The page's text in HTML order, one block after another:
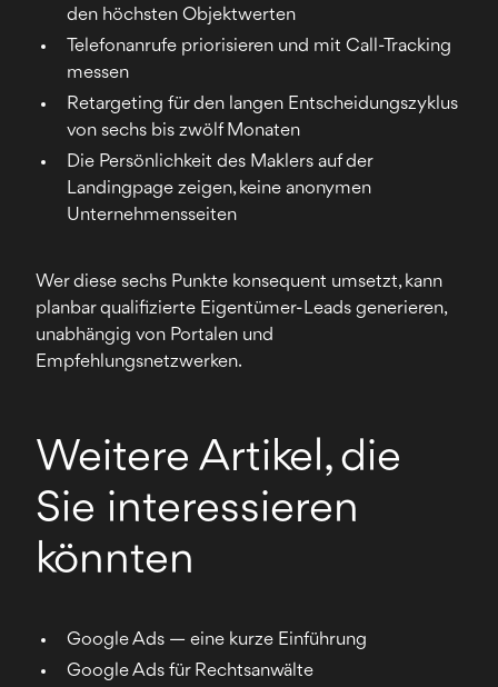
den höchsten Objektwerten
Telefonanrufe priorisieren und mit Call-Tracking
messen
Retargeting für den langen Entscheidungszyklus
von sechs bis zwölf Monaten
Die Persönlichkeit des Maklers auf der
Landingpage zeigen, keine anonymen
Unternehmensseiten
Wer diese sechs Punkte konsequent umsetzt, kann
planbar qualifizierte Eigentümer-Leads generieren,
unabhängig von Portalen und
Empfehlungsnetzwerken.
Weitere Artikel, die
Sie interessieren
könnten
Google Ads — eine kurze Einführung
Google Ads für Rechtsanwälte